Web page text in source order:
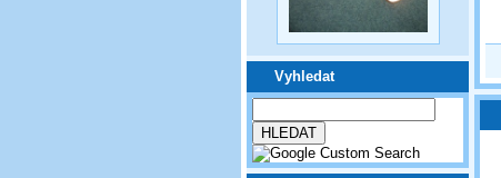
Vyhledat